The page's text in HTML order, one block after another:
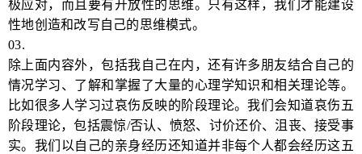
极应对，而且要有开放性的思维。只有这样，我们才能建设
性地创造和改写自己的思维模式。
03.
除上面内容外，包括我自己在内，还有许多朋友结合自己的
情况学习、了解和掌握了大量的心理学知识和相关理论等。
比如很多人学习过哀伤反映的阶段理论。我们会知道哀伤五
阶段理论，包括震惊/否认、愤怒、讨价还价、沮丧、接受事
实。我们以自己的亲身经历还知道并非每个人都会经历这五